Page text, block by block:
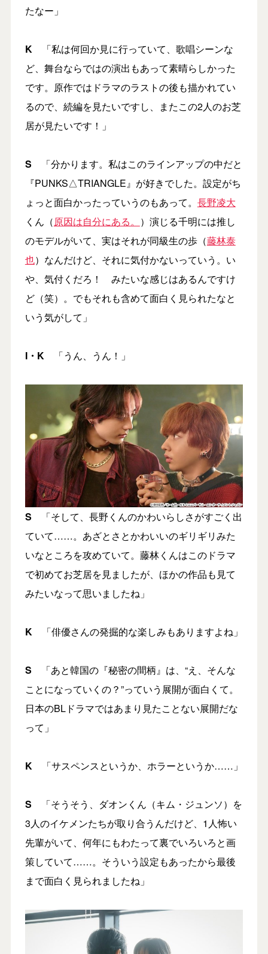
たなー」
K「私は何回か見に行っていて、歌唱シーンな
ど、舞台ならではの演出もあって素晴らしかった
です。原作ではドラマのラストの後も描かれてい
るので、続編を見たいですし、またこの2人のお芝
居が見たいです！」
S 「分かります。私はこのラインアップの中だと
『PUNKS△TRIANGLE』が好きでした。設定がち
ょっと面白かったっていうのもあって。 長野凌大
くん（原因は自分にある。 ）演じる千明には推し
のモデルがいて、実はそれが同級生の歩（藤林泰
也）なんだけど、それに気付かないっていう。い
や、気付くだろ！ みたいな感じはあるんですけ
ど（笑）。でもそれも含めて面白く見られたなと
いう気がして」
I・ K「うん、うん！」
S 「そして、長野くんのかわいらしさがすごく出
ていて……。あざとさとかわいいのギリギリみた
いなところを攻めていて。藤林くんはこのドラマ
で初めてお芝居を見ましたが、ほかの作品も見て
みたいなって思いましたね」
K「俳優さんの発掘的な楽しみもありますよね」
S 「あと韓国の『秘密の間柄』は、“え、そんな
ことになっていくの？”っていう展開が面白くて。
日本のBLドラマではあまり見たことない展開だな
って」
K「サスペンスというか、ホラーというか……」
S 「そうそう、ダオンくん（キム・ジュンソ）を
3人のイケメンたちが取り合うんだけど、1人怖い
先輩がいて、何年にもわたって裏でいろいろと画
策していて……。そういう設定もあったから最後
まで面白く見られましたね」